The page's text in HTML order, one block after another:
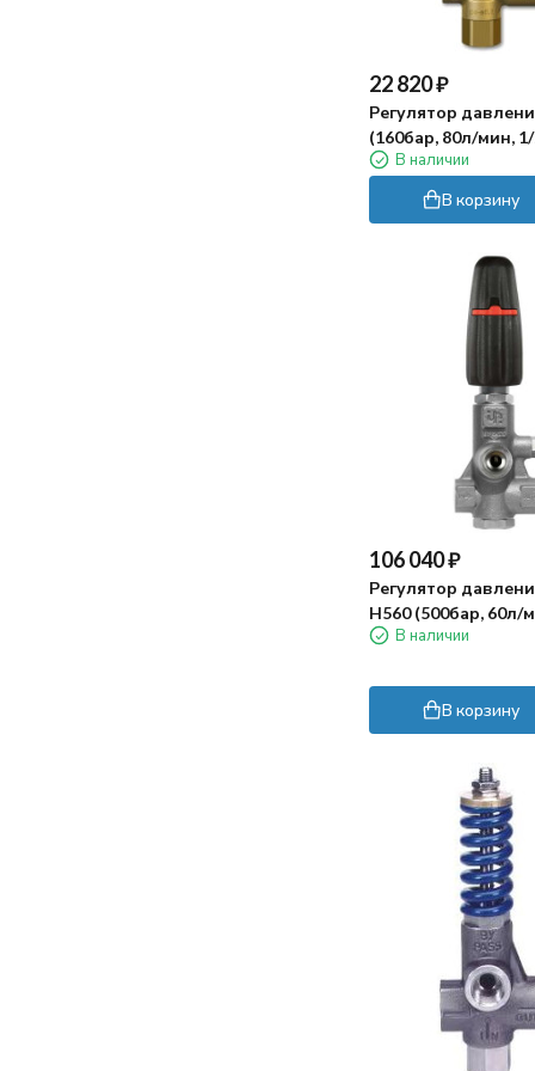
22 820₽
Регулятор
(160бар, 80л/мин,
1/2г) PA FR
В наличии
В корзину
106 040₽
Регулятор
H560 (500бар, 60л/
By-pass 1/2г, нерж)
В наличии
В корзину